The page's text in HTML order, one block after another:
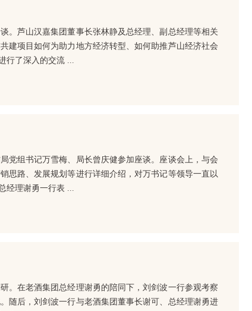
。芦山汉嘉集团董事长张林静及总经理、副总经理等相关
建项目如何为助力地方经济转型、如何助推芦山经济社会
行了深入的交流 ...
党组书记万雪梅、局长曾庆健参加座谈。座谈会上，与会
思路、发展规划等进行详细介绍，对万书记等领导一直以
经理谢勇一行表 ...
。在老酒集团总经理谢勇的陪同下，刘剑波一行参观考察
随后，刘剑波一行与老酒集团董事长谢可、总经理谢勇进